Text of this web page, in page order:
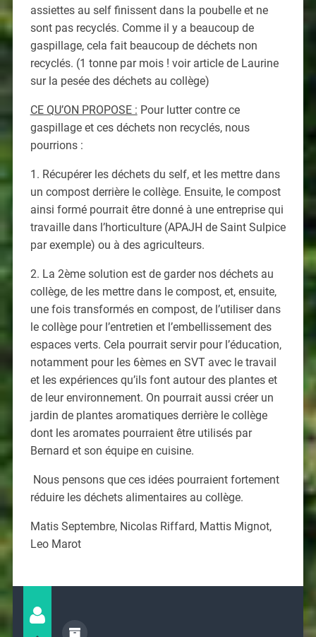
assiettes au self finissent dans la poubelle et ne
sont pas recyclés. Comme il y a beaucoup de
gaspillage, cela fait beaucoup de déchets non
recyclés. (1 tonne par mois ! voir article de Laurine
sur la pesée des déchets au collège)
CE QU’ON PROPOSE : Pour lutter contre ce
gaspillage et ces déchets non recyclés, nous
pourrions :
1. Récupérer les déchets du self, et les mettre dans
un compost derrière le collège. Ensuite, le compost
ainsi formé pourrait être donné à une entreprise qui
travaille dans l’horticulture (APAJH de Saint Sulpice
par exemple) ou à des agriculteurs.
2. La 2ème solution est de garder nos déchets au
collège, de les mettre dans le compost, et, ensuite,
une fois transformés en compost, de l’utiliser dans
le collège pour l’entretien et l’embellissement des
espaces verts. Cela pourrait servir pour l’éducation,
notamment pour les 6èmes en SVT avec le travail
et les expériences qu’ils font autour des plantes et
de leur environnement. On pourrait aussi créer un
jardin de plantes aromatiques derrière le collège
dont les aromates pourraient être utilisés par
Bernard et son équipe en cuisine.
Nous pensons que ces idées pourraient fortement
réduire les déchets alimentaires au collège.
Matis Septembre, Nicolas Riffard, Mattis Mignot,
Leo Marot